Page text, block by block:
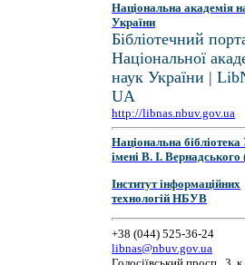
Національна академія
України
Бібліотечний
Національної
наук України |
UA
http://libnas.nbuv.gov.ua
Національна бібліотека
імені В. І.
Інститут інформаційних
технологій НБУВ
+38 (044) 525-36-24
libnas@nbuv.gov.ua